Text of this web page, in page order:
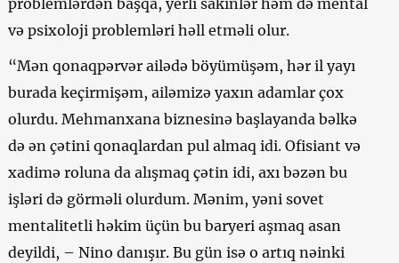
problemlərdən başqa, yerli sakinlər həm də mental
və psixoloji problemləri həll etməli olur.
“Mən qonaqpərvər ailədə böyümüşəm, hər il yayı
burada keçirmişəm, ailəmizə yaxın adamlar çox
olurdu. Mehmanxana biznesinə başlayanda bəlkə
də ən çətini qonaqlardan pul almaq idi. Ofisiant və
xadimə roluna da alışmaq çətin idi, axı bəzən bu
işləri də görməli olurdum. Mənim, yəni sovet
mentalitetli həkim üçün bu baryeri aşmaq asan
deyildi, – Nino danışır. Bu gün isə o artıq nəinki